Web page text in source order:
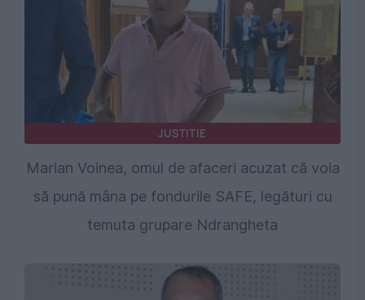
JUSTITIE
Marian Voinea, omul de afaceri acuzat că voia
să pună mâna pe fondurile SAFE, legături cu
temuta grupare Ndrangheta